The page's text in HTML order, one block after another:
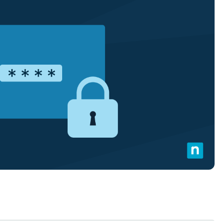
UNA DEMO